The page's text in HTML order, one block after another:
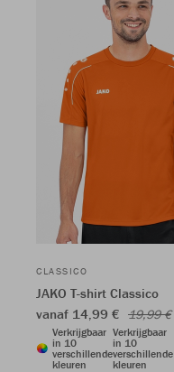
CLASSICO
JAKO T-shirt Classico
vanaf 14,99 € 19,99 €
Verkrijgbaar
in 10
verschillende
kleuren
Verkrijgbaar
in 10
verschillende
kleuren